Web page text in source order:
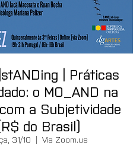
| Práticas
o MO_AND na
a Subjetividade
do Brasil)
31/10
  |
Via Zoom.us